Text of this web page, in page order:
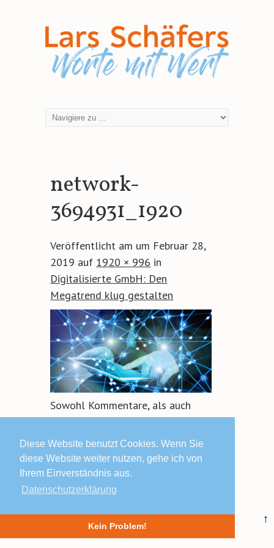
Diese Website benutzt Cookies. Wenn Sie
diese Website weiter nutzen, gehe ich von
Ihrem Einverständnis aus.
Datenschutzerklärung
Kein Problem!
network-
3694931_1920
Veröffentlicht am um Februar 28,
2019 auf 1920 × 996 in
Digitalisierte GmbH: Den
Megatrend klug gestalten
Sowohl Kommentare, als auch
Trackbacks sind geschlossen.
© 2019 Lars Schäfers ·Impressum | Datenschutz | AGB ↑